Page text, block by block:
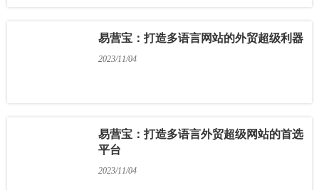
易营宝：打造多语言网站的外贸超级利器
2023/11/04
易营宝：打造多语言外贸超级网站的首选
平台
2023/11/04